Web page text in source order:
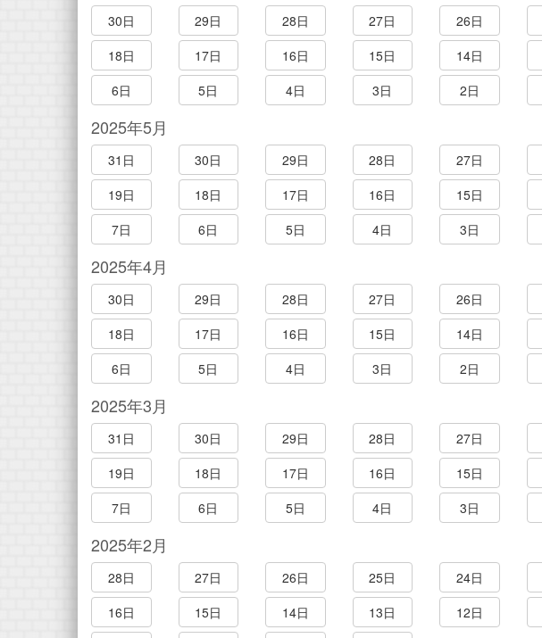
30日 29日 28日 27日 26日
18日
17日 16日 15日 14日
6日
5日 4日 3日 2日
2025年5月
31日 30日 29日 28日 27日
19日
18日 17日 16日 15日
7日
6日 5日 4日 3日
2025年4月
30日 29日 28日 27日 26日
18日
17日 16日 15日 14日
6日
5日 4日 3日 2日
2025年3月
31日 30日 29日 28日 27日
19日
18日 17日 16日 15日
7日
6日 5日 4日 3日
2025年2月
28日 27日 26日 25日 24日
16日
15日 14日 13日 12日